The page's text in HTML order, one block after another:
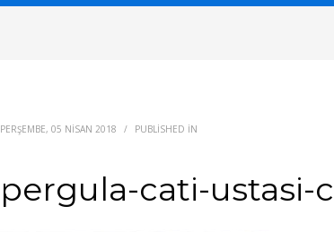
PERŞEMBE, 05 NISAN 2018 / PUBLISHED IN
pergula-cati-ustasi-